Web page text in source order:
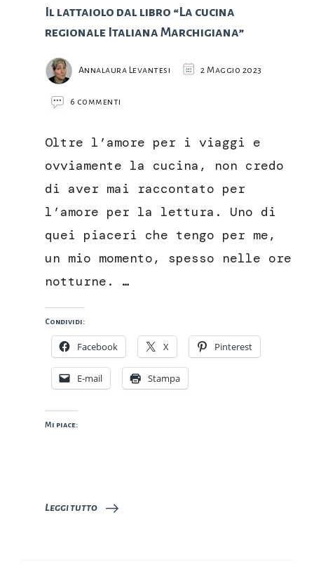
Il lattaiolo dal libro “La cucina
regionale Italiana Marchigiana”
Annalaura Levantesi 2 Maggio 2023
6 commenti
dal
libro
cucina
Italiana
Marchigiana”
Oltre l’amore per i viaggi e
ovviamente la cucina, non credo
di aver mai raccontato per
l’amore per la lettura. Uno di
quei piaceri che tengo per me,
un mio momento, spesso nelle ore
notturne. …
Condividi:
Facebook X Pinterest
E-mail Stampa
Mi piace:
Leggi tutto